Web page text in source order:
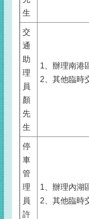
生
交
通
助
理
員
顏
先
生
1、辦理南港
2、其他臨時
停
車
管
理
員
許
1、辦理內湖
2、其他臨時